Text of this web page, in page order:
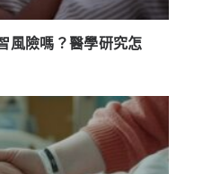
風險嗎？醫學研究怎